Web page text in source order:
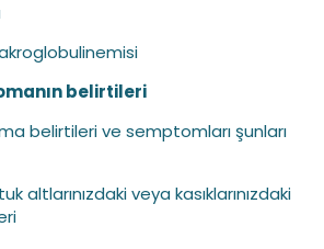
belirtileri
belirtileri ve semptomları şunları
altlarınızdaki veya kasıklarınızdaki